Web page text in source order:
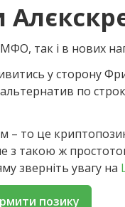
так і в нових
у сторону
по
– то це
з такою ж
зверніть увагу на
позику